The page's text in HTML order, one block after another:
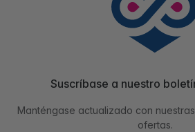
Suscríbase a nuestro
Manténgase actualizado con
ofertas.